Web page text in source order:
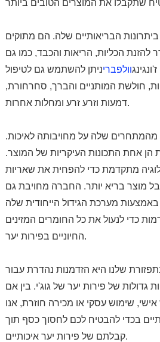
ביתרונות הבריאותיים שלה. הם מתוקים
להזנת הכליות, הריאות והכבד, כמו גם
וולפבריניתן להשתמש גם לטיפול
חולשת המותניים והברך, סחרחורת,
דמעות וזרע זרע ומחלות אחרות.
שלה על מחויבותה לאיכות.
הן אחת התכונות העיקריות של המוצר.
מתקדמת כדי להפחית את שאריות
מוצר בריא יותר. החברה מחויבת גם
מערכת הגידול הייחודית שלה
כדי לנעול את כל החומרים המזינים
החיוניים בפירות יער.
שלנו היא הזדמנות נהדרת עבור
גדולות של פירות יער של גוג'י. בין אם
שימוש עסקי או מכירה חוזרת, אנו
בכדי להבטיח לכם לחסוך כסף תוך
קבלתם של פירות יער איכותיים.